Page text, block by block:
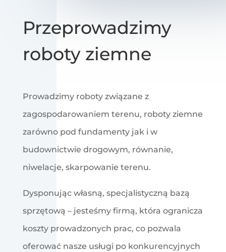
Przeprowadzimy
roboty ziemne
Prowadzimy roboty związane z
zagospodarowaniem terenu, roboty ziemne
zarówno pod fundamenty jak i w
budownictwie drogowym, równanie,
niwelacje, skarpowanie terenu.
Dysponując własną, specjalistyczną bazą
sprzętową – jesteśmy firmą, która ogranicza
koszty prowadzonych prac, co pozwala
oferować nasze usługi po konkurencyjnych